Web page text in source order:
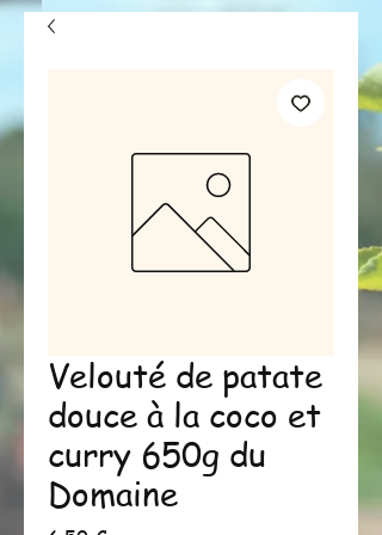
Velouté de patate
douce à la coco et
curry 650g du
Domaine